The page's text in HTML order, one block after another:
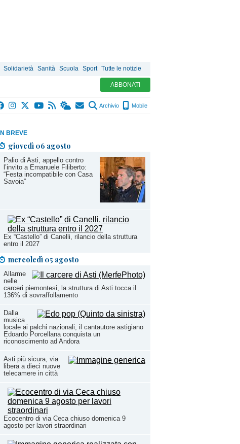
Solidarietà Sanità Scuola Sport Tutte le notizie
ABBONATI
Archivio Mobile
IN BREVE
giovedì 06 agosto
Palio di Asti, appello contro
l’invito a Emanuele Filiberto:
“Festa incompatibile con Casa
Savoia”
Ex “Castello” di Canelli, rilancio della struttura
entro il 2027
mercoledì 05 agosto
Allarme
nelle
carceri piemontesi, la struttura di Asti tocca il
136% di sovraffollamento
Dalla
musica
locale ai palchi nazionali, il cantautore astigiano
Edoardo Porcellana conquista un
riconoscimento ad Andora
Asti più sicura, via
libera a dieci nuove
telecamere in città
Ecocentro di via Ceca chiuso domenica 9
agosto per lavori straordinari